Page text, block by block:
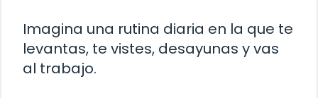
Imagina una rutina diaria en la que te
levantas, te vistes, desayunas y vas
al trabajo.